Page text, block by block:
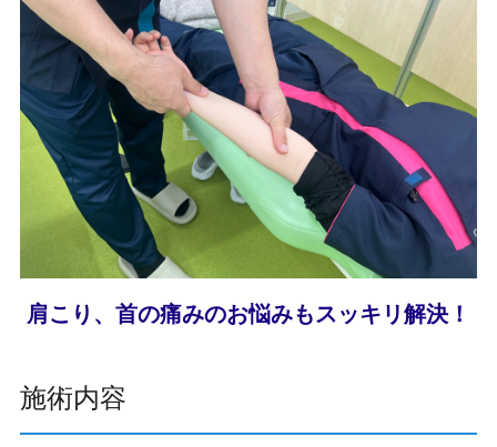
肩こり、首の痛みのお悩みもスッキリ解決！
施術内容